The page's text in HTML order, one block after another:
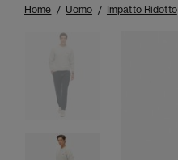
Home Uomo Impatto Ridotto